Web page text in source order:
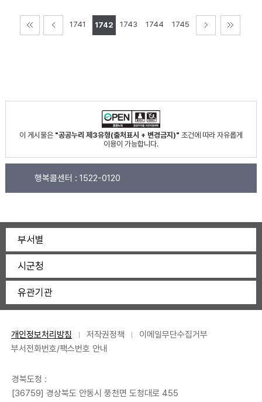
1741 1742 1743 1744 1745
이 게시물은 "공공누리 제3유형(출처표시 + 변경금지)" 조건에 따라 자유롭게
이용이 가능합니다.
행복콜센터 : 1522-0120
부서별
시군청
유관기관
개인정보처리방침 저작권정책
이메일무단수집거부
부서전화번호/팩스번호 안내
경북도청 :
[36759] 경상북도 안동시 풍천면 도청대로 455